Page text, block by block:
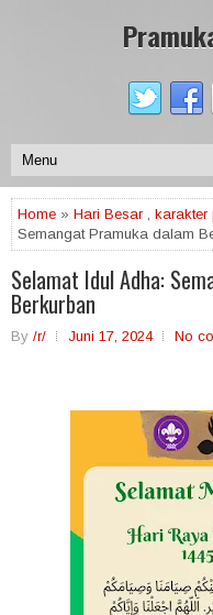
Home » Hari Besar , karakter
Semangat Pramuka dalam
Selamat Idul Adha:
Berkurban
By /r/ Juni 17, 2024 No